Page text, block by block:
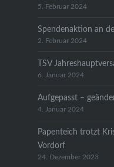
5. Februar 2024
Spendenaktion an
2. Februar 2024
TSV
6. Januar 2024
Aufgepasst –
4. Januar 2024
Papenteich trotzt
Vordorf
24. Dezember 2023